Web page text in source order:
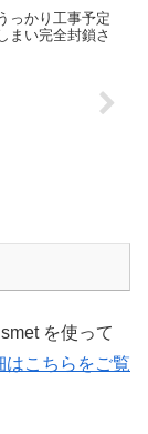
っかり工事予定
まい完全封鎖さ
を使って
はこちらをご覧